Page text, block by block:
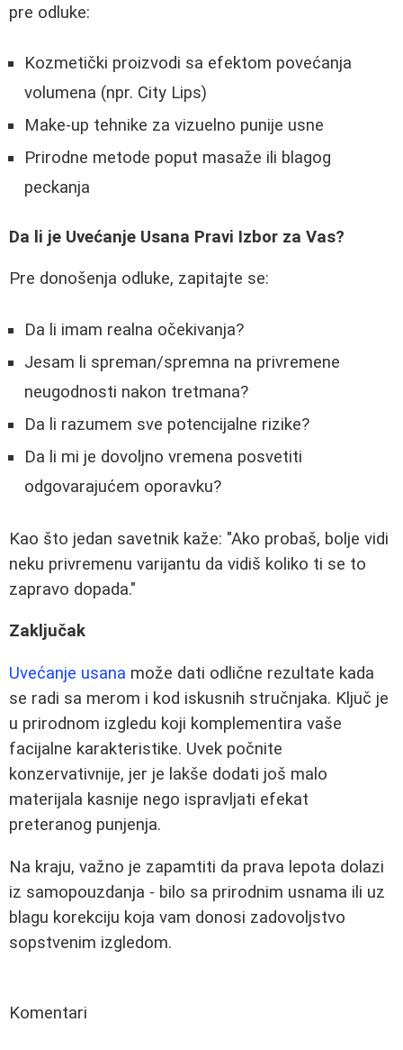
pre odluke:
Kozmetički proizvodi sa efektom povećanja
volumena (npr. City Lips)
Make-up tehnike za vizuelno punije usne
Prirodne metode poput masaže ili blagog
peckanja
Da li je Uvećanje Usana Pravi Izbor za Vas?
Pre donošenja odluke, zapitajte se:
Da li imam realna očekivanja?
Jesam li spreman/spremna na privremene
neugodnosti nakon tretmana?
Da li razumem sve potencijalne rizike?
Da li mi je dovoljno vremena posvetiti
odgovarajućem oporavku?
Kao što jedan savetnik kaže: "Ako probaš, bolje vidi
neku privremenu varijantu da vidiš koliko ti se to
zapravo dopada."
Zaključak
Uvećanje usana može dati odlične rezultate kada
se radi sa merom i kod iskusnih stručnjaka. Ključ je
u prirodnom izgledu koji komplementira vaše
facijalne karakteristike. Uvek počnite
konzervativnije, jer je lakše dodati još malo
materijala kasnije nego ispravljati efekat
preteranog punjenja.
Na kraju, važno je zapamtiti da prava lepota dolazi
iz samopouzdanja - bilo sa prirodnim usnama ili uz
blagu korekciju koja vam donosi zadovoljstvo
sopstvenim izgledom.
Komentari